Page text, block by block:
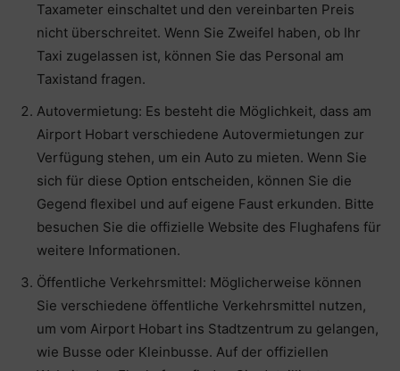
Taxameter einschaltet und den vereinbarten Preis
nicht überschreitet. Wenn Sie Zweifel haben, ob Ihr
Taxi zugelassen ist, können Sie das Personal am
Taxistand fragen.
Autovermietung: Es besteht die Möglichkeit, dass am
Airport Hobart verschiedene Autovermietungen zur
Verfügung stehen, um ein Auto zu mieten. Wenn Sie
sich für diese Option entscheiden, können Sie die
Gegend flexibel und auf eigene Faust erkunden. Bitte
besuchen Sie die offizielle Website des Flughafens für
weitere Informationen.
Öffentliche Verkehrsmittel: Möglicherweise können
Sie verschiedene öffentliche Verkehrsmittel nutzen,
um vom Airport Hobart ins Stadtzentrum zu gelangen,
wie Busse oder Kleinbusse. Auf der offiziellen